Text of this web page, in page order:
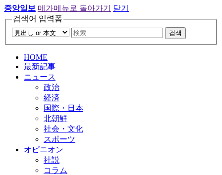
중앙일보 메가메뉴로 돌아가기
닫기
검색어 입력폼
검색
HOME
最新記事
ニュース
政治
経済
国際・日本
北朝鮮
社会・文化
スポーツ
オピニオン
社説
コラム